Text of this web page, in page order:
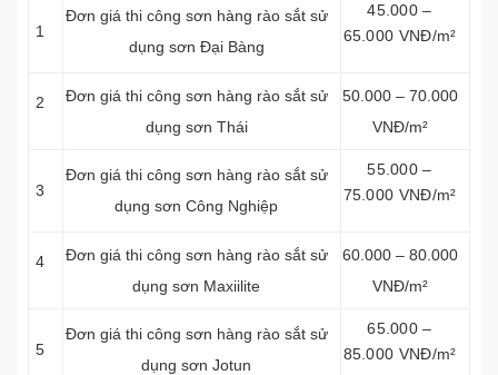
1
Đơn giá thi công sơn hàng rào sắt sử
dụng sơn Đại Bàng
45.000 –
65.000 VNĐ/m²
2
Đơn giá thi công sơn hàng rào sắt sử
dụng sơn Thái
50.000 – 70.000
VNĐ/m²
3
Đơn giá thi công sơn hàng rào sắt sử
dụng sơn Công Nghiệp
55.000 –
75.000 VNĐ/m²
4
Đơn giá thi công sơn hàng rào sắt sử
dụng sơn Maxiilite
60.000 – 80.000
VNĐ/m²
5
Đơn giá thi công sơn hàng rào sắt sử
dụng sơn Jotun
65.000 –
85.000 VNĐ/m²